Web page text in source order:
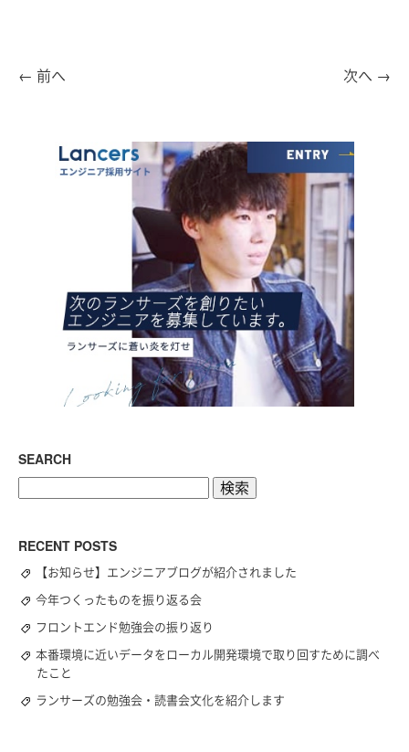
← 前へ 次へ →
SEARCH
RECENT POSTS
【お知らせ】エンジニアブログが紹介されました
今年つくったものを振り返る会
フロントエンド勉強会の振り返り
本番環境に近いデータをローカル開発環境で取り回すために調べ
たこと
ランサーズの勉強会・読書会文化を紹介します